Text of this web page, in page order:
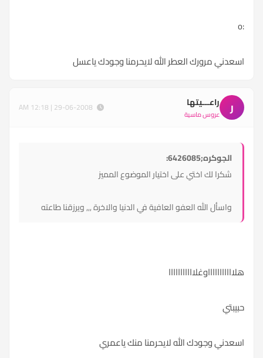
:o
اسعدني مرورك العطر الله لايحرمنا وجودك ياعسل
ر راعـــيتها
عروس ماسية
الجوكره;6426085:
شكرا لك اختي على اختيار الموضوع المميز
واسأل الله العفو العافية في الدنيا والاخرة ,,, ويرزقنا طاعته
هلاااااااااااوغلااااااااااا
حبيبتي
اسعدني وجودك الله لايحرمنا منك ياعمري